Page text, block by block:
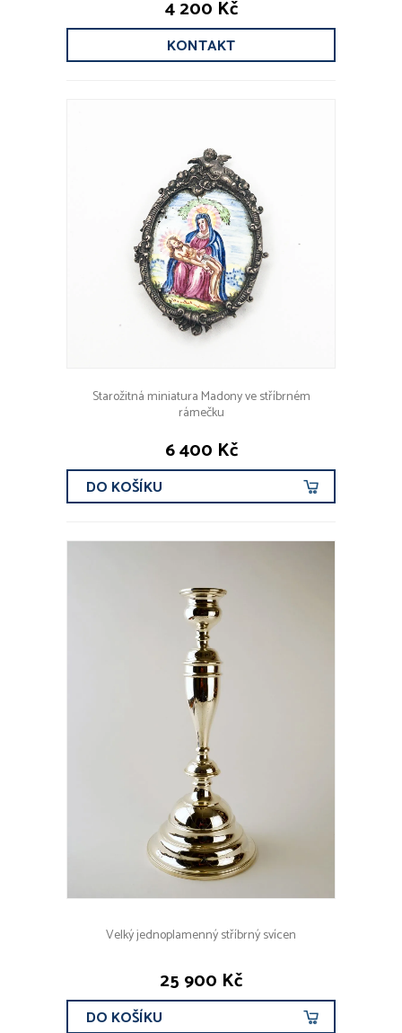
4 200 Kč
KONTAKT
Starožitná miniatura Madony ve stříbrném
rámečku
6 400 Kč
DO KOŠÍKU
Velký jednoplamenný stříbrný svícen
25 900 Kč
DO KOŠÍKU